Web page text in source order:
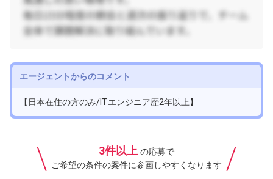
エージェントからのコメント
【日本在住の方のみ/ITエンジニア歴2年以上】
3件以上 の応募で
ご希望の条件の案件に参画しやすくなります